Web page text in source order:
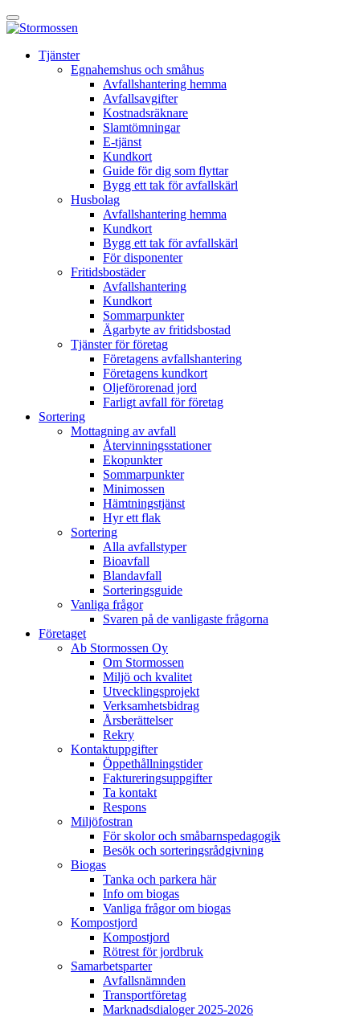
Skip
toÖppna
huvudmeny
tjänst
Tjänster
Egnahemshus och småhus
Avfallshantering hemma
Avfallsavgifter
Kostnadsräknare
Slamtömningar
E-tjänst
Kundkort
Guide för dig som flyttar
Bygg ett tak för avfallskärl
Husbolag
Avfallshantering hemma
Kundkort
Bygg ett tak för avfallskärl
För disponenter
Fritidsbostäder
Avfallshantering
Kundkort
Sommarpunkter
Ägarbyte av fritidsbostad
Tjänster för företag
Företagens avfallshantering
Företagens kundkort
Oljeförorenad jord
Farligt avfall för företag
Sortering
Mottagning av avfall
Återvinningsstationer
Ekopunkter
Sommarpunkter
Minimossen
Hämtningstjänst
Hyr ett flak
Sortering
Alla avfallstyper
Bioavfall
Blandavfall
Sorteringsguide
Vanliga frågor
Svaren på de vanligaste frågorna
Företaget
Ab Stormossen Oy
Om Stormossen
Miljö och kvalitet
Utvecklingsprojekt
Verksamhetsbidrag
Årsberättelser
Rekry
Kontaktuppgifter
Öppethållningstider
Faktureringsuppgifter
Ta kontakt
Respons
Miljöfostran
För skolor och småbarnspedagogik
Besök och sorteringsrådgivning
Biogas
Tanka och parkera här
Info om biogas
Vanliga frågor om biogas
Kompostjord
Kompostjord
Rötrest för jordbruk
Samarbetsparter
Avfallsnämnden
Transportföretag
Marknadsdialoger 2025-2026